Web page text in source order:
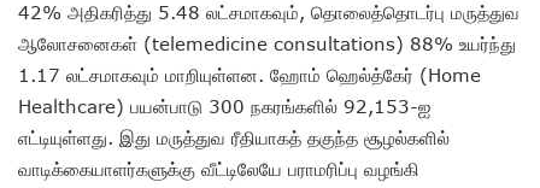
42% அதிகரித்து 5.48 லட்சமாகவும், தொலைத்தொடர்பு மருத்துவ
ஆலோசனைகள் (telemedicine consultations) 88% உயர்ந்து
1.17 லட்சமாகவும் மாறியுள்ளன. ஹோம் ஹெல்த்கேர் (Home
Healthcare) பயன்பாடு 300 நகரங்களில் 92,153-ஐ
எட்டியுள்ளது. இது மருத்துவ ரீதியாகத் தகுந்த சூழல்களில்
வாடிக்கையாளர்களுக்கு வீட்டிலேயே பராமரிப்பு வழங்கி